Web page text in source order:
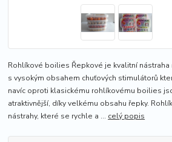
Rohlíkové boilies Řepkové je kvalitní nástraha
s vysokým obsahem chuťových stimulátorů
navíc oproti klasickému rohlíkovému boilies
atraktivnější, díky velkému obsahu řepky.
nástrahy, které se rychle a ... celý popis